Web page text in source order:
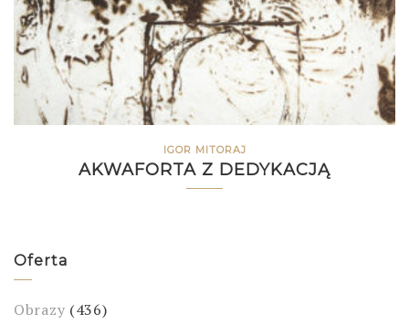
IGOR MITORAJ
AKWAFORTA Z DEDYKACJĄ
Oferta
Obrazy (436)